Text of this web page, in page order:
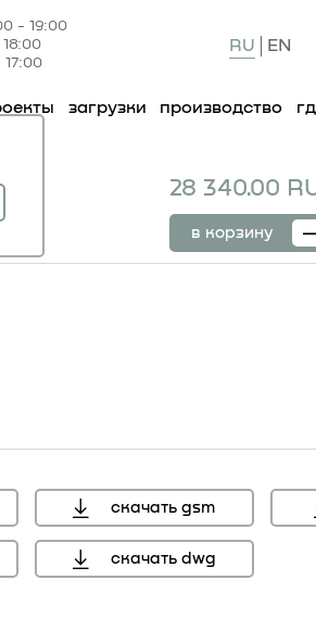
- 19:00
17:00
RU EN
загрузки производство
28 340.00
в корзину
скачать gsm
скачать dwg